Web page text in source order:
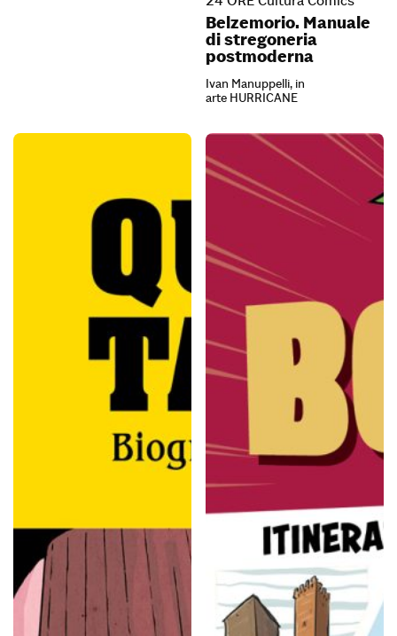
Belzemorio. Manuale
di stregoneria
postmoderna
Ivan Manuppelli, in
arte HURRICANE